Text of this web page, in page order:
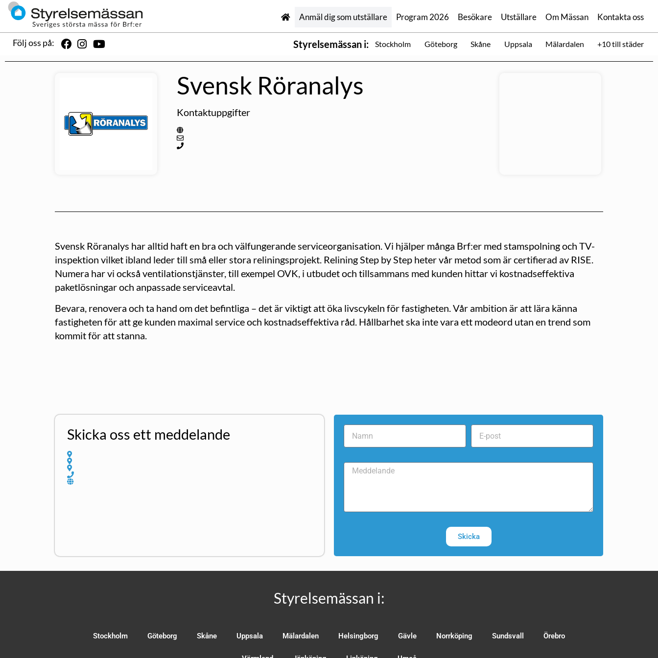
Anmäl dig som utställare Program 2026 Besökare Utställare Om Mässan Kontakta oss
Följ oss på: Styrelsemässan i: Stockholm Göteborg Skåne Uppsala Mälardalen +10 till städer
Svensk Röranalys
Kontaktuppgifter
Svensk Röranalys har alltid haft en bra och välfungerande serviceorganisation. Vi hjälper många Brf:er med stamspolning och TV-
inspektion vilket ibland leder till små eller stora reliningsprojekt. Relining Step by Step heter vår metod som är certifierad av RISE.
Numera har vi också ventilationstjänster, till exempel OVK, i utbudet och tillsammans med kunden hittar vi kostnadseffektiva
paketlösningar och anpassade serviceavtal.
Bevara, renovera och ta hand om det befintliga – det är viktigt att öka livscykeln för fastigheten. Vår ambition är att lära känna
fastigheten för att ge kunden maximal service och kostnadseffektiva råd. Hållbarhet ska inte vara ett modeord utan en trend som
kommit för att stanna.
Skicka oss ett meddelande
Skicka
Styrelsemässan i:
Stockholm Göteborg Skåne Uppsala Mälardalen Helsingborg Gävle Norrköping Sundsvall Örebro